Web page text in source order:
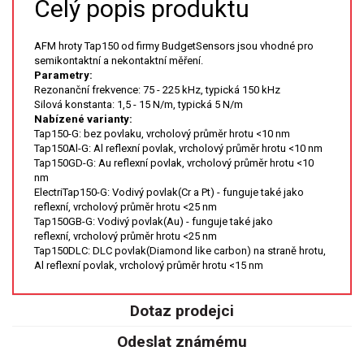
FÓLIE XRF
VZORKOVNICE XRF
TAVENÍ
LISOVÁNÍ
STANDARDNÍ ROZTOKY A RM
UV-VIS FLUO
VÝBOJKY PRO UV/VIS
Celý popis produktu
AFM hroty Tap150 od firmy BudgetSensors jsou vhodné pro
semikontaktní a nekontaktní měření.
Parametry:
Rezonanční frekvence: 75 - 225 kHz, typická 150 kHz
Silová konstanta: 1,5 - 15 N/m, typická 5 N/m
Nabízené varianty:
Tap150-G: bez povlaku, vrcholový průměr hrotu <10 nm
Tap150Al-G: Al reflexní povlak, vrcholový průměr hrotu <10 nm
Tap150GD-G: Au reflexní povlak, vrcholový průměr hrotu <10
nm
ElectriTap150-G: Vodivý povlak(Cr a Pt) - funguje také jako
reflexní, vrcholový průměr hrotu <25 nm
Tap150GB-G: Vodivý povlak(Au) - funguje také jako
reflexní, vrcholový průměr hrotu <25 nm
Tap150DLC: DLC povlak(Diamond like carbon) na straně hrotu,
Al reflexní povlak, vrcholový průměr hrotu <15 nm
Dotaz prodejci
Odeslat známému